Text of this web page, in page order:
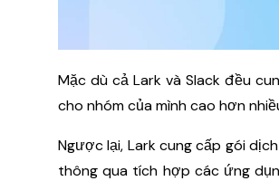
Mặc dù cả Lark và Slack đều
cho nhóm của mình cao hơn
Ngược lại, Lark cung cấp gói
thông qua tích hợp các ứng